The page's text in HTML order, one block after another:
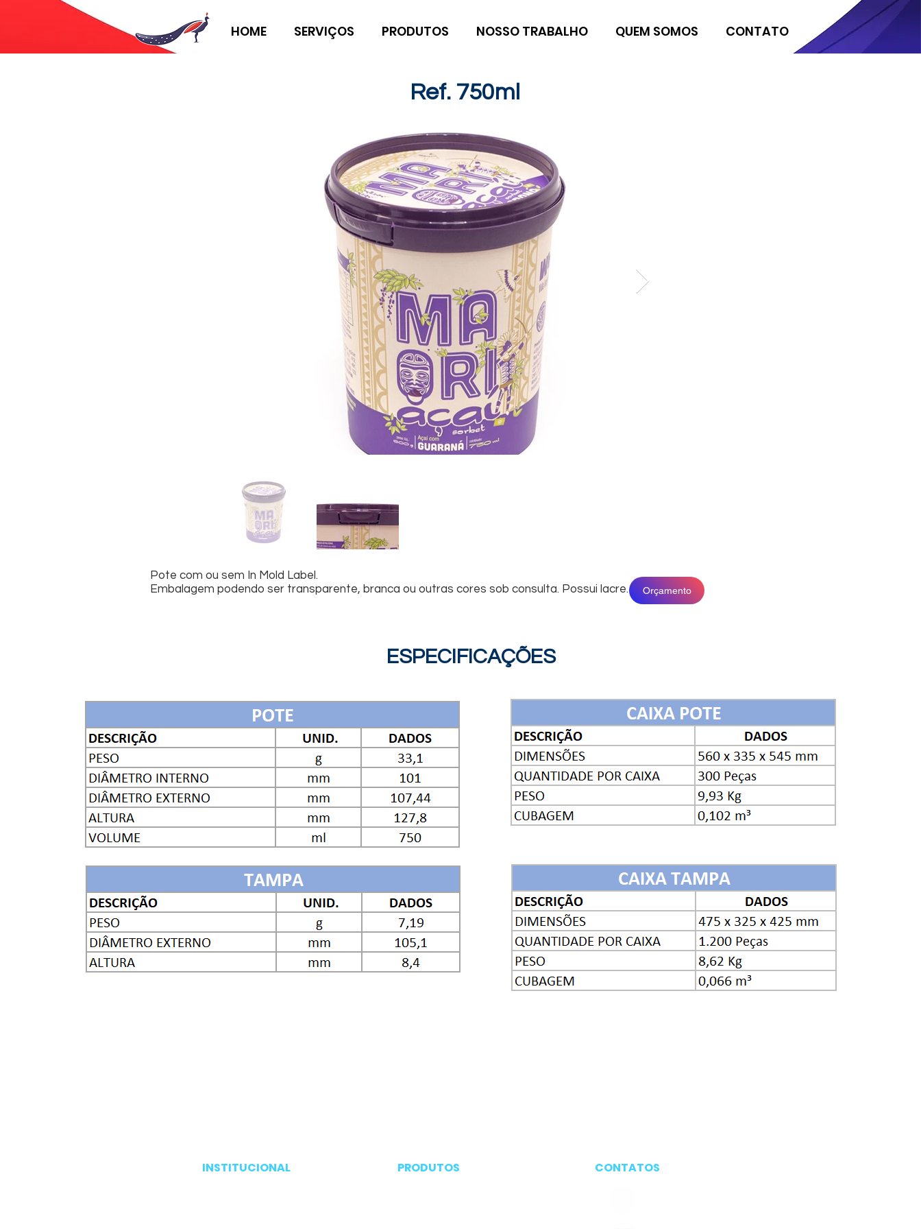
HOME SERVIÇOS PRODUTOS NOSSO TRABALHO QUEM SOMOS CONTATO
Ref. 750ml
Pote com ou sem In Mold Label.
Embalagem podendo ser transparente, branca ou outras cores sob consulta. Possui lacre.
Orçamento
ESPECIFICAÇÕES
INSTITUCIONAL
PRODUTOS
CONTATOS